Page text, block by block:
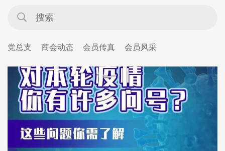
党总支 商会动态 会员传真 会员风采